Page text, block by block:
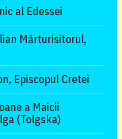
al Edessei
Mărturisitorul,
Episcopul Cretei
a Maicii
(Tolgska)